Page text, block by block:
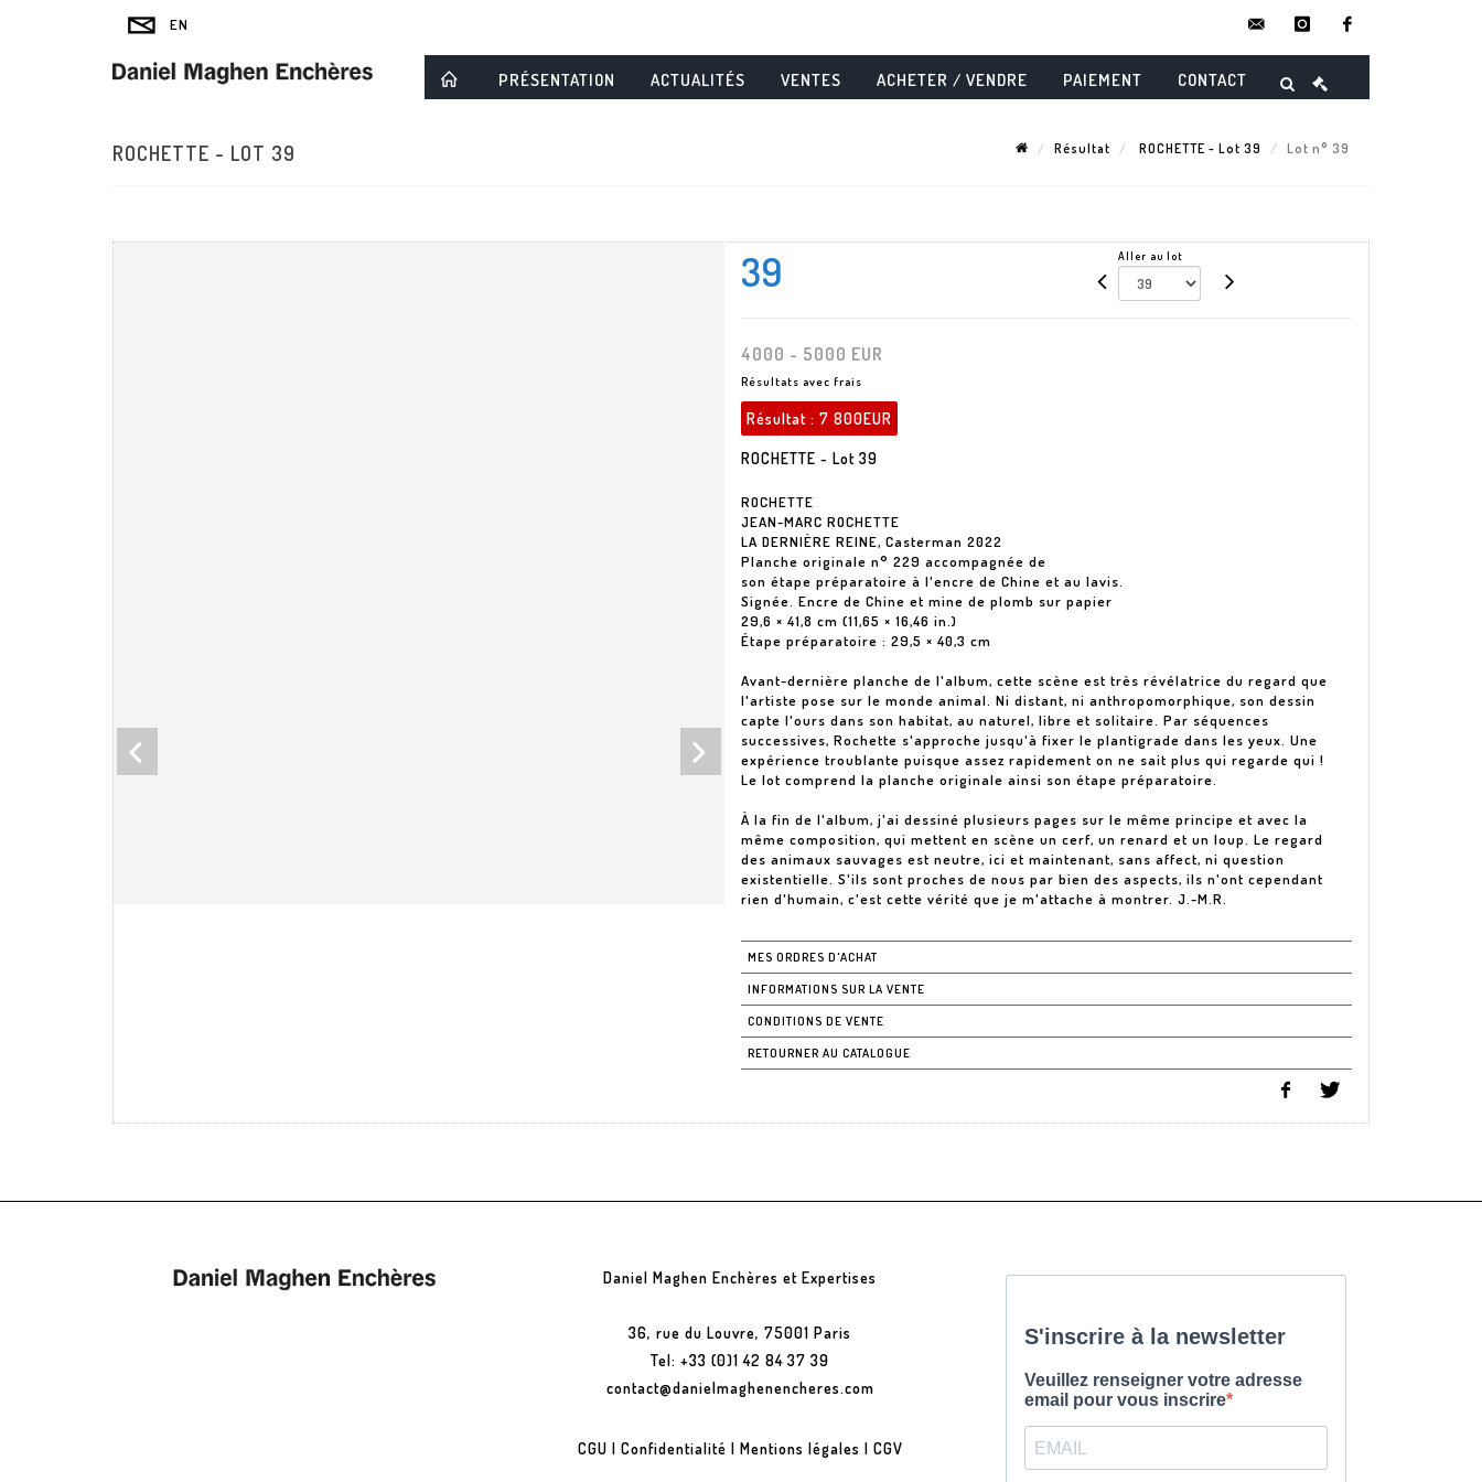
instagram
PRÉSENTATION ACTUALITÉS VENTES ACHETER / VENDRE PAIEMENT CONTACT
ROCHETTE - LOT 39 Résultat ROCHETTE - Lot 39 Lot n° 39
39 Aller au lot
4000 - 5000 EUR
Résultats avec frais
Résultat : 7 800EUR
ROCHETTE - Lot 39
ROCHETTE
JEAN-MARC ROCHETTE
LA DERNIÈRE REINE, Casterman 2022
Planche originale n° 229 accompagnée de
son étape préparatoire à l'encre de Chine et au lavis.
Signée. Encre de Chine et mine de plomb sur papier
29,6 × 41,8 cm (11,65 × 16,46 in.)
Étape préparatoire : 29,5 × 40,3 cm
Avant-dernière planche de l'album, cette scène est très révélatrice du regard que
l'artiste pose sur le monde animal. Ni distant, ni anthropomorphique, son dessin
capte l'ours dans son habitat, au naturel, libre et solitaire. Par séquences
successives, Rochette s'approche jusqu'à fixer le plantigrade dans les yeux. Une
expérience troublante puisque assez rapidement on ne sait plus qui regarde qui !
Le lot comprend la planche originale ainsi son étape préparatoire.
À la fin de l'album, j'ai dessiné plusieurs pages sur le même principe et avec la
même composition, qui mettent en scène un cerf, un renard et un loup. Le regard
des animaux sauvages est neutre, ici et maintenant, sans affect, ni question
existentielle. S'ils sont proches de nous par bien des aspects, ils n'ont cependant
rien d'humain, c'est cette vérité que je m'attache à montrer. J.-M.R.
MES ORDRES D'ACHAT
INFORMATIONS SUR LA VENTE
CONDITIONS DE VENTE
RETOURNER AU CATALOGUE
Daniel Maghen Enchères et Expertises
36, rue du Louvre, 75001 Paris
Tel: +33 (0)1 42 84 37 39
contact@danielmaghenencheres.com
CGU | Confidentialité | Mentions légales | CGV